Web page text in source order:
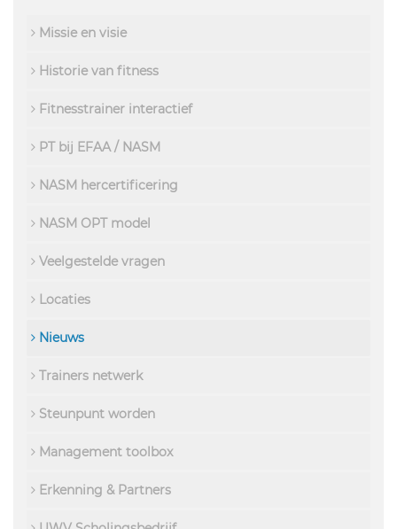
Missie en visie
Historie van fitness
Fitnesstrainer interactief
PT bij EFAA / NASM
NASM hercertificering
NASM OPT model
Veelgestelde vragen
Locaties
Nieuws
Trainers netwerk
Steunpunt worden
Management toolbox
Erkenning & Partners